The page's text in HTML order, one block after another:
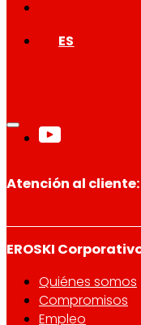
ES
Síguenos
Atención al cliente:
EROSKI
Quiénes somos
Compromisos
Empleo